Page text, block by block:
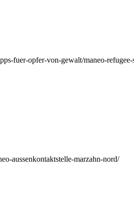
fuer-opfer-von-gewalt/maneo-
aussenkontaktstelle-marzahn-nord/